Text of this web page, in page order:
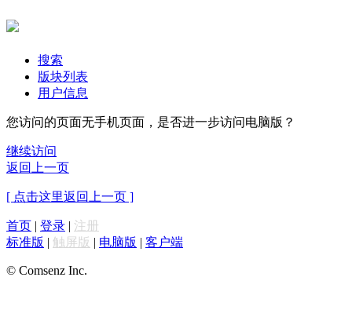
搜索
版块列表
用户信息
您访问的页面无手机页面，是否进一步访问电脑版？
继续访问
返回上一页
[ 点击这里返回上一页 ]
首页 | 登录 | 注册
标准版 | 触屏版 | 电脑版 | 客户端
© Comsenz Inc.